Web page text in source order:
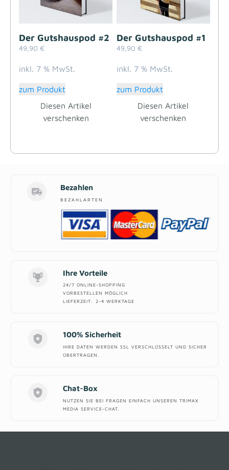
Der Gutshauspod #2
49,90 €
inkl. 7 % MwSt.
zum Produkt
Diesen Artikel
verschenken
Der Gutshauspod #1
49,90 €
inkl. 7 % MwSt.
zum Produkt
Diesen Artikel
verschenken
Bezahlen
BEZAHLARTEN
Ihre Vorteile
24/7 ONLINE-SHOPPING
VORBESTELLEN MÖGLICH
LIEFERZEIT: 2-4 WERKTAGE
100% Sicherheit
IHRE DATEN WERDEN SSL VERSCHLÜSSELT UND SICHER
ÜBERTRAGEN.
Chat-Box
NUTZEN SIE BEI FRAGEN EINFACH UNSEREN TRIMAX
MEDIA SERVICE-CHAT.